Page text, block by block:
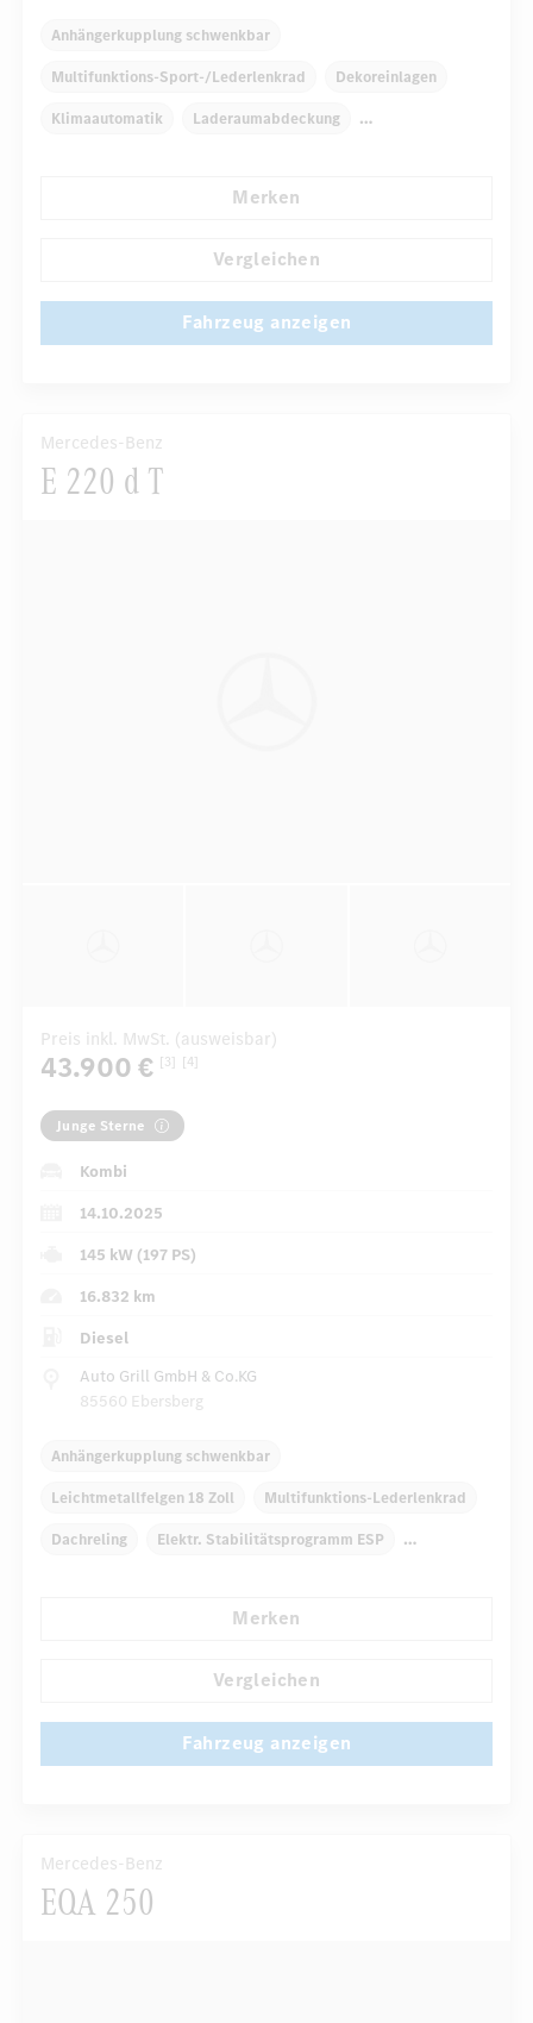
Anhängerkupplung schwenkbar
Multifunktions-Sport-/Lederlenkrad Dekoreinlagen
Klimaautomatik Laderaumabdeckung
Automatisch abblendende Innen- und Außenspiegel
Merken
Vergleichen
Fahrzeug anzeigen
Mercedes-Benz
E 220 d T
Preis inkl. MwSt. (ausweisbar)
43.900 € [3] [4]
Junge Sterne
Kombi
14.10.2025
145 kW (197 PS)
16.832 km
Diesel
Auto Grill GmbH & Co.KG
85560 Ebersberg
Anhängerkupplung schwenkbar
Leichtmetallfelgen 18 Zoll Multifunktions-Lederlenkrad
Dachreling Elektr. Stabilitätsprogramm ESP
Multi-Funktions-Display
Merken
Vergleichen
Fahrzeug anzeigen
Mercedes-Benz
EQA 250